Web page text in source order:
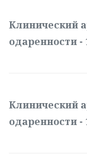
Клинический
одаренности -
Клинический
одаренности -